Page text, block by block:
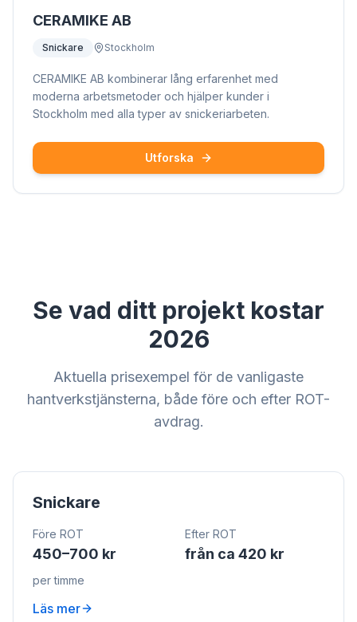
CERAMIKE AB
Snickare Stockholm
CERAMIKE AB kombinerar lång erfarenhet med
moderna arbetsmetoder och hjälper kunder i
Stockholm med alla typer av snickeriarbeten.
Utforska
Se vad ditt projekt kostar
2026
Aktuella prisexempel för de vanligaste
hantverkstjänsterna, både före och efter ROT-
avdrag.
Snickare
Före ROT
450–700 kr
Efter ROT
från ca 420 kr
per timme
Läs mer